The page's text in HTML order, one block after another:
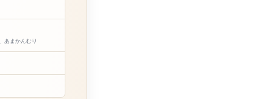
あまかんむり